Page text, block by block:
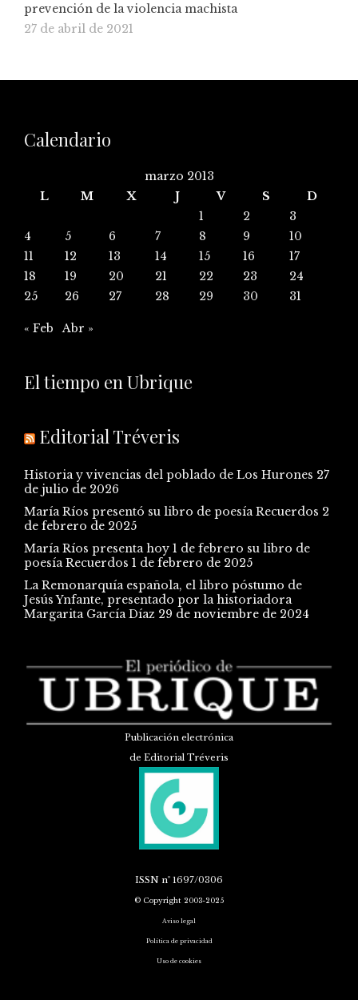
prevención de la violencia machista
27 de abril de 2021
Calendario
marzo 2013
L
M X J V S
D
1
2
3
4
5 6 7 8 9
10
11
12 13 14 15 16
17
18
19 20 21 22 23
24
25
26 27 28 29 30 31
« Feb Abr »
El tiempo en Ubrique
Editorial Tréveris
Historia y vivencias del poblado de Los Hurones 27
de julio de 2026
María Ríos presentó su libro de poesía Recuerdos 2
de febrero de 2025
María Ríos presenta hoy 1 de febrero su libro de
poesía Recuerdos 1 de febrero de 2025
La Remonarquía española, el libro póstumo de
Jesús Ynfante, presentado por la historiadora
Margarita García Díaz 29 de noviembre de 2024
Publicación electrónica
de Editorial Tréveris
ISSN nº 1697/0306
© Copyright 2003-2025
Aviso legal
Política de privacidad
Uso de cookies